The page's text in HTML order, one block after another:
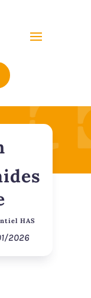
HAS
2026